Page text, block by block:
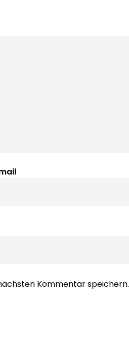
Kommentar speichern.